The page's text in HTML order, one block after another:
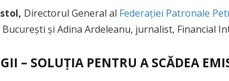
Directorul General al Federației Patronale
București și Adina Ardeleanu, jurnalist, Financial
– SOLUȚIA PENTRU A SCĂDEA